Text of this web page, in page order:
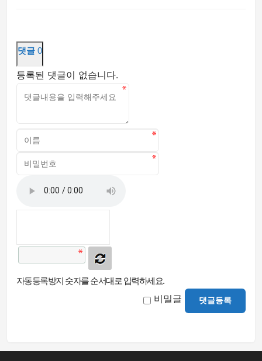
댓글 0
등록된 댓글이 없습니다.
자동등록방지 숫자를 순서대로 입력하세요.
비밀글 댓글등록